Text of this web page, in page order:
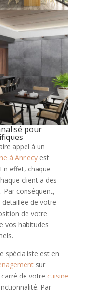
pour
appel à un
à Annecyest
effet, chaque
client a des
Par conséquent,
détaillée de votre
de votre
vos habitudes
spécialiste est en
sur
de votre cuisine
Par